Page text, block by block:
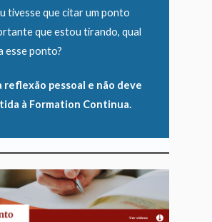
tivesse que citar um ponto
que estou tirando, qual
esse ponto?
reflexão pessoal e não deve
à Formation Continua.